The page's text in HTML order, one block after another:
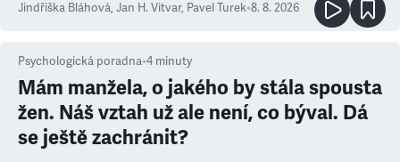
Jindřiška Bláhová, Jan H. Vitvar, Pavel Turek•8. 8. 2026
Psychologická poradna•4 minuty
Mám manžela, o jakého by stála spousta
žen. Náš vztah už ale není, co býval. Dá
se ještě zachránit?